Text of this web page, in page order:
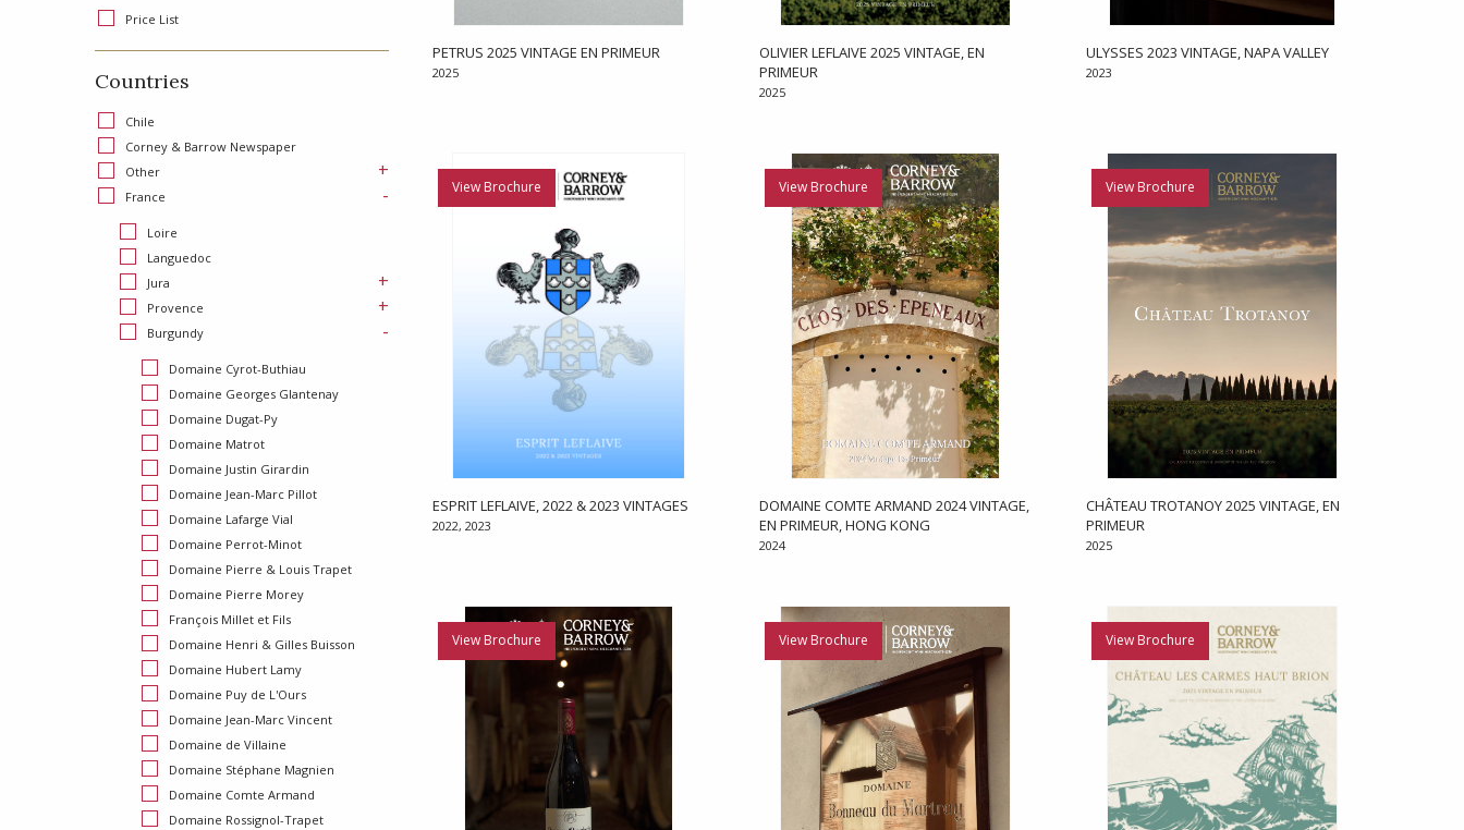
PETRUS 2025 VINTAGE EN PRIMEUR
2025
OLIVIER LEFLAIVE 2025 VINTAGE, EN
PRIMEUR
2025
ULYSSES 2023 VINTAGE, NAPA VALLEY
2023
View Brochure
ESPRIT LEFLAIVE, 2022 & 2023 VINTAGES
2022, 2023
View Brochure
DOMAINE COMTE ARMAND 2024 VINTAGE,
EN PRIMEUR, HONG KONG
2024
View Brochure
CHÂTEAU TROTANOY 2025 VINTAGE, EN
PRIMEUR
2025
View Brochure View Brochure View Brochure
Price List
Countries
Chile
Corney & Barrow Newspaper
Other
+
France
Loire
Languedoc
Jura
+
Provence +
Burgundy
Domaine Cyrot-Buthiau
Domaine Georges Glantenay
Domaine Dugat-Py
Domaine Matrot
Domaine Justin Girardin
Domaine Jean-Marc Pillot
Domaine Lafarge Vial
Domaine Perrot-Minot
Domaine Pierre & Louis Trapet
Domaine Pierre Morey
François Millet et Fils
Domaine Henri & Gilles Buisson
Domaine Hubert Lamy
Domaine Puy de L'Ours
Domaine Jean-Marc Vincent
Domaine de Villaine
Domaine Stéphane Magnien
Domaine Comte Armand
Domaine Rossignol-Trapet
-
-